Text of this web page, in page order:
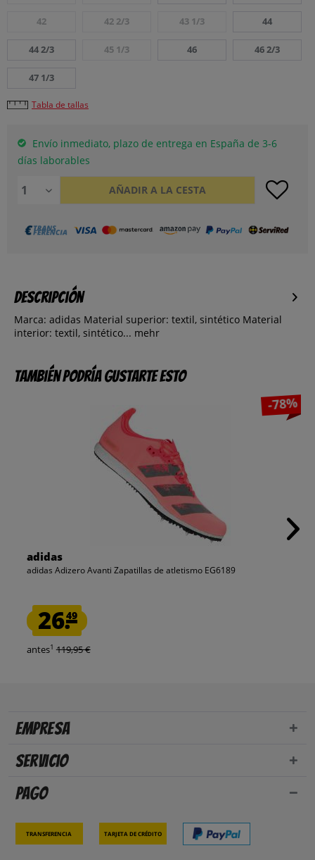
42 42 2/3 43 1/3 44
44 2/3 45 1/3 46 46 2/3
47 1/3
Tabla de tallas
Envío inmediato, plazo de entrega en España de 3-6
días laborables
AÑADIR A LA CESTA
Descripción
Marca: adidas Material superior: textil, sintético Material
interior: textil, sintético... mehr
También podría gustarte esto
-78%
adidas
adidas Adizero Avanti Zapatillas de atletismo EG6189
26.49
antes1 119,95 €
Empresa
Servicio
Pago
Transferencia Tarjeta de crédito